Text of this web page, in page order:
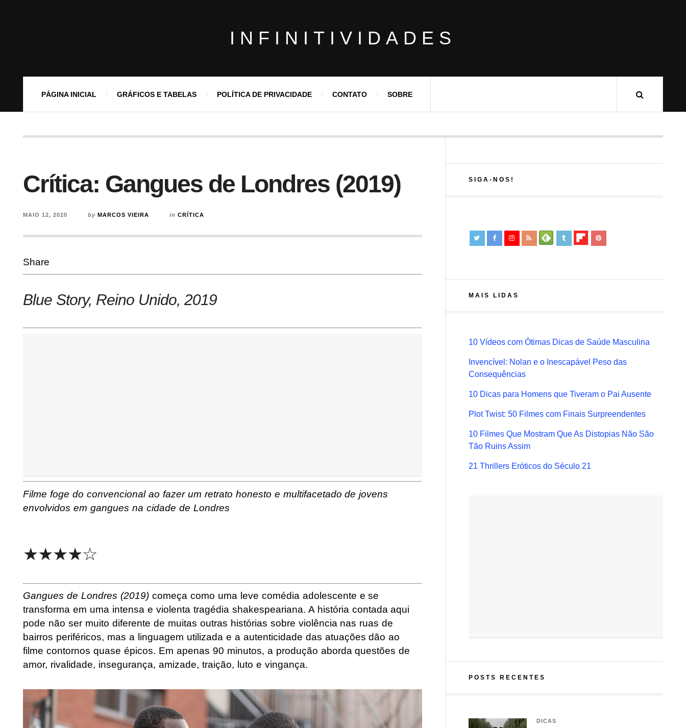
INFINITIVIDADES
PÁGINA INICIAL GRÁFICOS E TABELAS POLÍTICA DE PRIVACIDADE CONTATO SOBRE
Crítica: Gangues de Londres (2019)
MAIO 12, 2020 by MARCOS VIEIRA in CRÍTICA
Share
Blue Story, Reino Unido, 2019
Filme foge do convencional ao fazer um retrato honesto e multifacetado de jovens
envolvidos em gangues na cidade de Londres
★★★★☆
Gangues de Londres (2019)começa como uma leve comédia adolescente e se
transforma em uma intensa e violenta tragédia shakespeariana. A história contada aqui
pode não ser muito diferente de muitas outras histórias sobre violência nas ruas de
bairros periféricos, mas a linguagem utilizada e a autenticidade das atuações dão ao
filme contornos quase épicos. Em apenas 90 minutos, a produção aborda questões de
amor, rivalidade, insegurança, amizade, traição, luto e vingança.
SIGA-NOS!
MAIS LIDAS
10 Vídeos com Ótimas Dicas de Saúde Masculina
Invencível: Nolan e o Inescapável Peso das
Consequências
10 Dicas para Homens que Tiveram o Pai Ausente
Plot Twist: 50 Filmes com Finais Surpreendentes
10 Filmes Que Mostram Que As Distopias Não São
Tão Ruins Assim
21 Thrillers Eróticos do Século 21
POSTS RECENTES
DICAS